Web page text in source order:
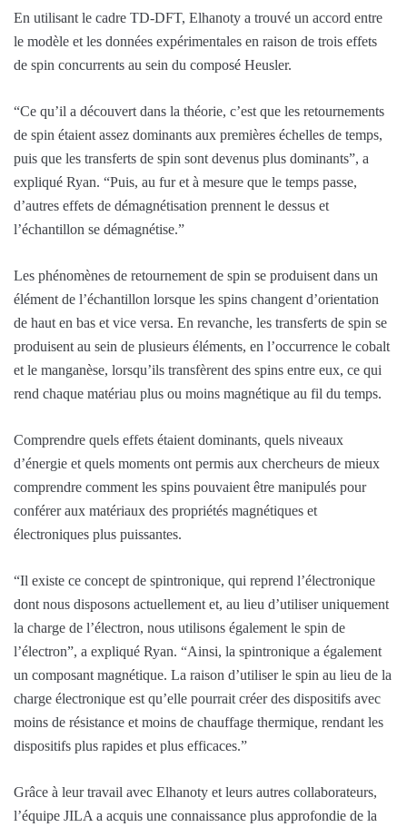
En utilisant le cadre TD-DFT, Elhanoty a trouvé un accord entre
le modèle et les données expérimentales en raison de trois effets
de spin concurrents au sein du composé Heusler.
“Ce qu’il a découvert dans la théorie, c’est que les retournements
de spin étaient assez dominants aux premières échelles de temps,
puis que les transferts de spin sont devenus plus dominants”, a
expliqué Ryan. “Puis, au fur et à mesure que le temps passe,
d’autres effets de démagnétisation prennent le dessus et
l’échantillon se démagnétise.”
Les phénomènes de retournement de spin se produisent dans un
élément de l’échantillon lorsque les spins changent d’orientation
de haut en bas et vice versa. En revanche, les transferts de spin se
produisent au sein de plusieurs éléments, en l’occurrence le cobalt
et le manganèse, lorsqu’ils transfèrent des spins entre eux, ce qui
rend chaque matériau plus ou moins magnétique au fil du temps.
Comprendre quels effets étaient dominants, quels niveaux
d’énergie et quels moments ont permis aux chercheurs de mieux
comprendre comment les spins pouvaient être manipulés pour
conférer aux matériaux des propriétés magnétiques et
électroniques plus puissantes.
“Il existe ce concept de spintronique, qui reprend l’électronique
dont nous disposons actuellement et, au lieu d’utiliser uniquement
la charge de l’électron, nous utilisons également le spin de
l’électron”, a expliqué Ryan. “Ainsi, la spintronique a également
un composant magnétique. La raison d’utiliser le spin au lieu de la
charge électronique est qu’elle pourrait créer des dispositifs avec
moins de résistance et moins de chauffage thermique, rendant les
dispositifs plus rapides et plus efficaces.”
Grâce à leur travail avec Elhanoty et leurs autres collaborateurs,
l’équipe JILA a acquis une connaissance plus approfondie de la